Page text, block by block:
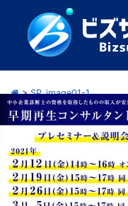
>SP_image01-1